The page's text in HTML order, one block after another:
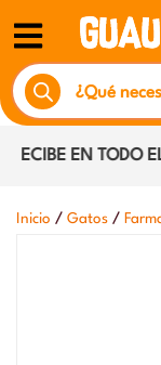
contenido
Búsqueda
de
productos
EN TODO
Inicio / Gatos /